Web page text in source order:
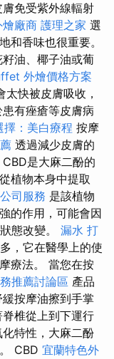
免受紫外線輻射
廠商 護理之家 選
和香味也很重要。
油、椰子油或葡
外燴價格方案
太快被皮膚吸收，
有痤瘡等皮膚病
：美白療程 按摩
透過減少皮膚的
是大麻二酚的
植物本身中提取
司服務 是該植物
的作用，可能會因
態改變。 漏水 打
，它在醫學上的使
療法。 當您在按
推薦討論區 產品
按摩油擦到手掌
椎從上到下運行
特性，大麻二酚
CBD 宜蘭特色外